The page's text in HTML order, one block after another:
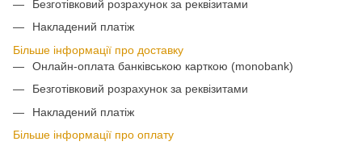
Безготівковий розрахунок за реквізитами
Накладений платіж
Більше інформації про доставку
Онлайн-оплата банківською карткою (monobank)
Безготівковий розрахунок за реквізитами
Накладений платіж
Більше інформації про оплату